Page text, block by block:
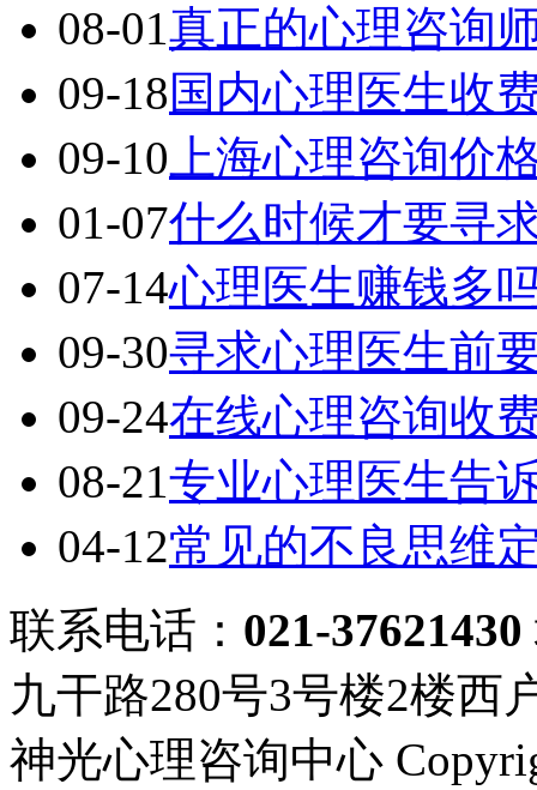
08-01真正的心理咨询
09-18国内心理医生收
09-10 上海心理咨询价
01-07什么时候才要寻
07-14心理医生赚钱多
09-30寻求心理医生前
09-24在线心理咨询收
08-21专业心理医生告
04-12常见的不良思维
联系电话： 021-37621430
九干路280号3号楼2楼西
神光心理咨询中心